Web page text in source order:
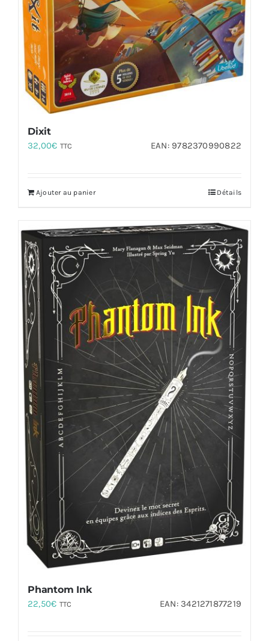
Dixit
32,00€ TTC EAN: 9782370990822
Ajouter au panier Détails
Phantom Ink
22,50€ TTC EAN:3421271877219